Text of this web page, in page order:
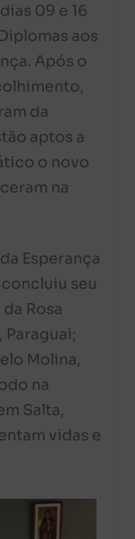
09 e 16
aos
Após o
da
aptos a
o novo
na
Esperança
seu
Rosa
Paraguai;
Molina,
na
Salta,
vidas e